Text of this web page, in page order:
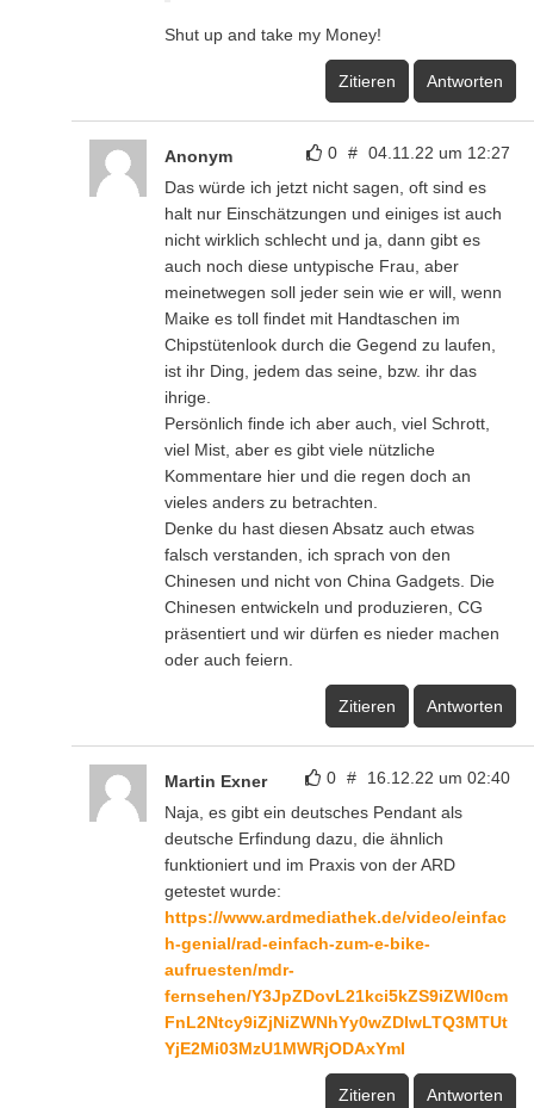
Shut up and take my Money!
Zitieren Antworten
0 # 04.11.22 um 12:27
Anonym
Das würde ich jetzt nicht sagen, oft sind es
halt nur Einschätzungen und einiges ist auch
nicht wirklich schlecht und ja, dann gibt es
auch noch diese untypische Frau, aber
meinetwegen soll jeder sein wie er will, wenn
Maike es toll findet mit Handtaschen im
Chipstütenlook durch die Gegend zu laufen,
ist ihr Ding, jedem das seine, bzw. ihr das
ihrige.
Persönlich finde ich aber auch, viel Schrott,
viel Mist, aber es gibt viele nützliche
Kommentare hier und die regen doch an
vieles anders zu betrachten.
Denke du hast diesen Absatz auch etwas
falsch verstanden, ich sprach von den
Chinesen und nicht von China Gadgets. Die
Chinesen entwickeln und produzieren, CG
präsentiert und wir dürfen es nieder machen
oder auch feiern.
Zitieren Antworten
0 # 16.12.22 um 02:40
Martin Exner
Naja, es gibt ein deutsches Pendant als
deutsche Erfindung dazu, die ähnlich
funktioniert und im Praxis von der ARD
getestet wurde:
https://www.ardmediathek.de/video/einfac
h-genial/rad-einfach-zum-e-bike-
aufruesten/mdr-
fernsehen/Y3JpZDovL21kci5kZS9iZWl0cm
FnL2Ntcy9iZjNiZWNhYy0wZDIwLTQ3MTUt
YjE2Mi03MzU1MWRjODAxYmI
Zitieren Antworten